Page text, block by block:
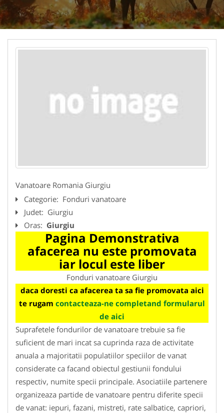
Vanatoare Romania Giurgiu
Categorie: Fonduri vanatoare
Judet: Giurgiu
Oras: Giurgiu
Pagina Demonstrativa
afacerea nu este promovata
iar locul este liber
Fonduri vanatoare Giurgiu
daca doresti ca afacerea ta sa fie promovata aici
te rugam contacteaza-ne completand formularul
de aici
Suprafetele fondurilor de vanatoare trebuie sa fie
suficient de mari incat sa cuprinda raza de activitate
anuala a majoritatii populatiilor speciilor de vanat
considerate ca facand obiectul gestiunii fondului
respectiv, numite specii principale. Asociatiile partenere
organizeaza partide de vanatoare pentru diferite specii
de vanat: iepuri, fazani, mistreti, rate salbatice, capriori,